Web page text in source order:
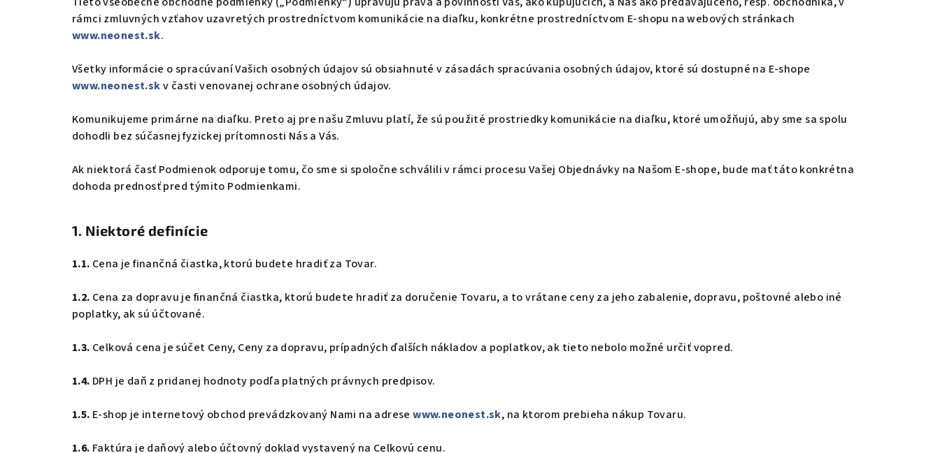
rámci zmluvných vzťahov uzavretých prostredníctvom komunikácie na diaľku, konkrétne prostredníctvom E-shopu na webových stránkach
www.neonest.sk.
Všetky informácie o spracúvaní Vašich osobných údajov sú obsiahnuté v zásadách spracúvania osobných údajov, ktoré sú dostupné na E-shope
www.neonest.skv časti venovanej ochrane osobných údajov.
Komunikujeme primárne na diaľku. Preto aj pre našu Zmluvu platí, že sú použité prostriedky komunikácie na diaľku, ktoré umožňujú, aby sme sa spolu
dohodli bez súčasnej fyzickej prítomnosti Nás a Vás.
Ak niektorá časť Podmienok odporuje tomu, čo sme si spoločne schválili v rámci procesu Vašej Objednávky na Našom E-shope, bude mať táto konkrétna
dohoda prednosť pred týmito Podmienkami.
1. Niektoré definície
1.1. Cena je finančná čiastka, ktorú budete hradiť za Tovar.
1.2. Cena za dopravu je finančná čiastka, ktorú budete hradiť za doručenie Tovaru, a to vrátane ceny za jeho zabalenie, dopravu, poštovné alebo iné
poplatky, ak sú účtované.
1.3. Celková cena je súčet Ceny, Ceny za dopravu, prípadných ďalších nákladov a poplatkov, ak tieto nebolo možné určiť vopred.
1.4. DPH je daň z pridanej hodnoty podľa platných právnych predpisov.
1.5. E-shop je internetový obchod prevádzkovaný Nami na adresewww.neonest.sk, na ktorom prebieha nákup Tovaru.
1.6. Faktúra je daňový alebo účtovný doklad vystavený na Celkovú cenu.